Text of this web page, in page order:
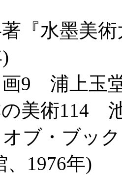
『水墨美
)
画9 浦上
の美術114
オブ・ブ
、1976年)